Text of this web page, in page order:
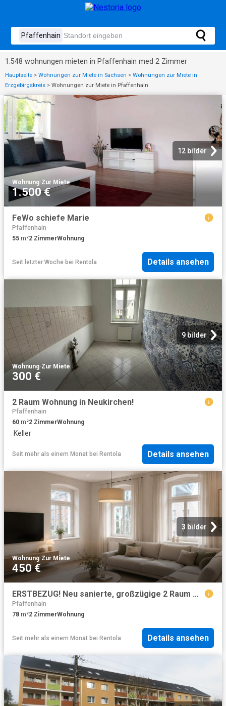
1.548 wohnungen mieten in Pfaffenhain med 2 Zimmer
Hauptseite > Wohnungen zur Miete in Sachsen > Wohnungen zur Miete in
Erzgebirgskreis > Wohnungen zur Miete in Pfaffenhain
12 bilder
Wohnung·Zur Miete
1.500 €
FeWo schiefe Marie
Pfaffenhain
55 m²2 ZimmerWohnung
Seit letzter Woche bei Rentola Details ansehen
9 bilder
Wohnung·Zur Miete
300 €
2 Raum Wohnung in Neukirchen!
Pfaffenhain
60 m²2 ZimmerWohnung
·Keller
Seit mehr als einem Monat bei Rentola Details ansehen
3 bilder
Wohnung·Zur Miete
450 €
ERSTBEZUG! Neu sanierte, großzügige 2 Raum Wohnung in Niederwürschnitz
Pfaffenhain
78 m²2 ZimmerWohnung
Seit mehr als einem Monat bei Rentola Details ansehen